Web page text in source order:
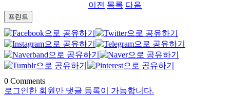
이전 목록 다음
프린트
0 Comments
로그인한 회원만 댓글 등록이 가능합니다.